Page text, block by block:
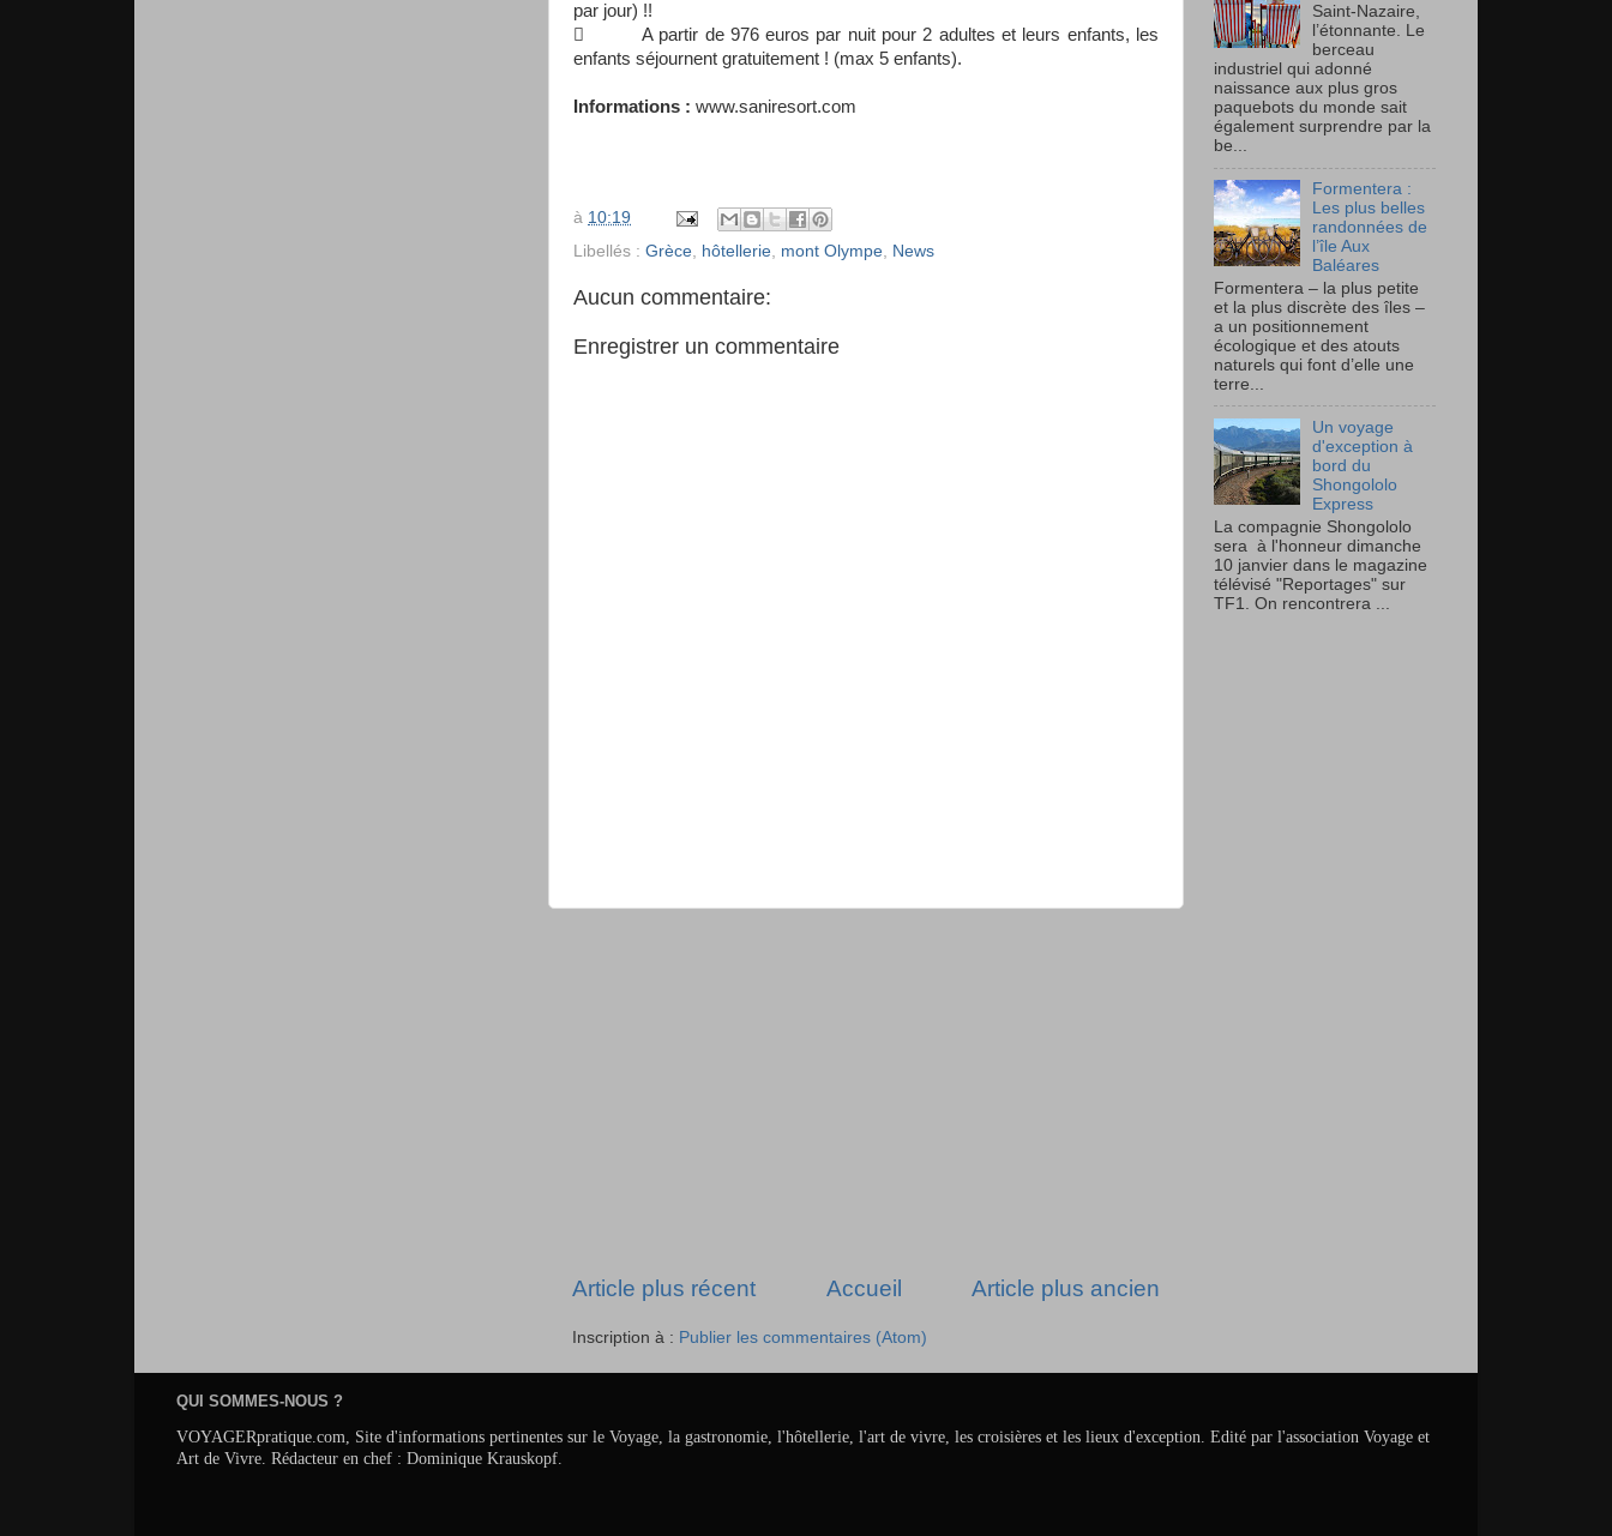
par jour) !!
 A partir de 976 euros par nuit pour 2 adultes et leurs enfants, les
enfants séjournent gratuitement ! (max 5 enfants).
Informations : www.saniresort.com
à 10:19
Libellés : Grèce hôtellerie mont Olympe News
Aucun commentaire:
Enregistrer un commentaire
Article plus récent Article plus ancien
Accueil
Inscription à : Publier les commentaires (Atom)
Saint-Nazaire,
l’étonnante. Le
berceau
industriel qui adonné
naissance aux plus gros
paquebots du monde sait
également surprendre par la
be...
Formentera :
Les plus belles
randonnées de
l’île Aux
Baléares
Formentera – la plus petite
et la plus discrète des îles –
a un positionnement
écologique et des atouts
naturels qui font d’elle une
terre...
Un voyage
d'exception à
bord du
Shongololo
Express
La compagnie Shongololo
sera à l'honneur dimanche
10 janvier dans le magazine
télévisé "Reportages" sur
TF1. On rencontrera ...
QUI SOMMES-NOUS ?
VOYAGERpratique.com, Site d'informations pertinentes sur le Voyage, la gastronomie, l'hôtellerie, l'art de vivre, les croisières et les lieux d'exception. Edité par l'association Voyage et
Art de Vivre. Rédacteur en chef : Dominique Krauskopf.